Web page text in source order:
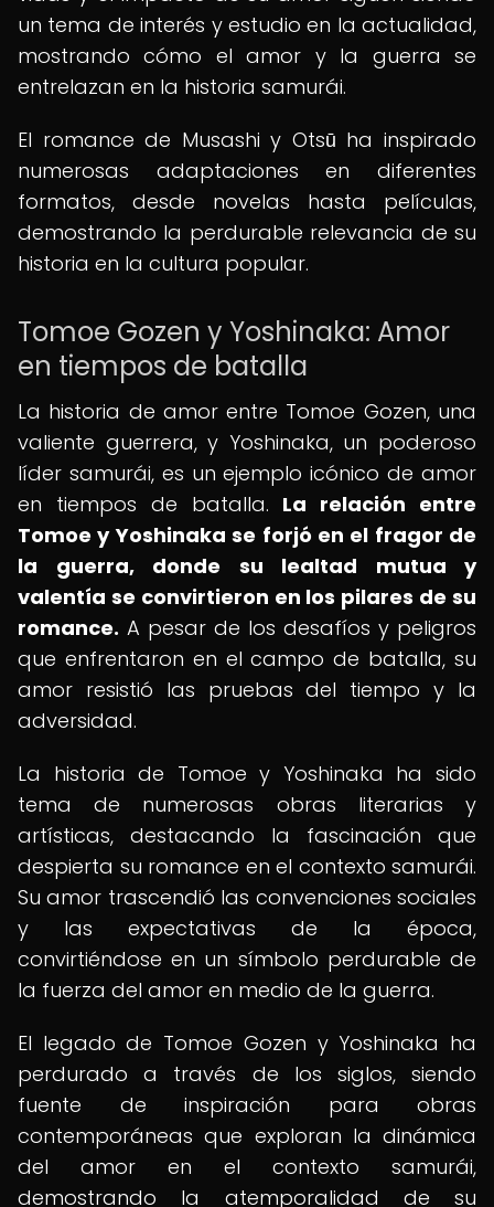
un tema de interés y estudio en la actualidad,
mostrando cómo el amor y la guerra se
entrelazan en la historia samurái.
El romance de Musashi y Otsū ha inspirado
numerosas adaptaciones en diferentes
formatos, desde novelas hasta películas,
demostrando la perdurable relevancia de su
historia en la cultura popular.
Tomoe Gozen y Yoshinaka: Amor
en tiempos de batalla
La historia de amor entre Tomoe Gozen, una
valiente guerrera, y Yoshinaka, un poderoso
líder samurái, es un ejemplo icónico de amor
en tiempos de batalla. La relación entre
Tomoe y Yoshinaka se forjó en el fragor de
la guerra, donde su lealtad mutua y
valentía se convirtieron en los pilares de su
romance. A pesar de los desafíos y peligros
que enfrentaron en el campo de batalla, su
amor resistió las pruebas del tiempo y la
adversidad.
La historia de Tomoe y Yoshinaka ha sido
tema de numerosas obras literarias y
artísticas, destacando la fascinación que
despierta su romance en el contexto samurái.
Su amor trascendió las convenciones sociales
y las expectativas de la época,
convirtiéndose en un símbolo perdurable de
la fuerza del amor en medio de la guerra.
El legado de Tomoe Gozen y Yoshinaka ha
perdurado a través de los siglos, siendo
fuente de inspiración para obras
contemporáneas que exploran la dinámica
del amor en el contexto samurái,
demostrando la atemporalidad de su